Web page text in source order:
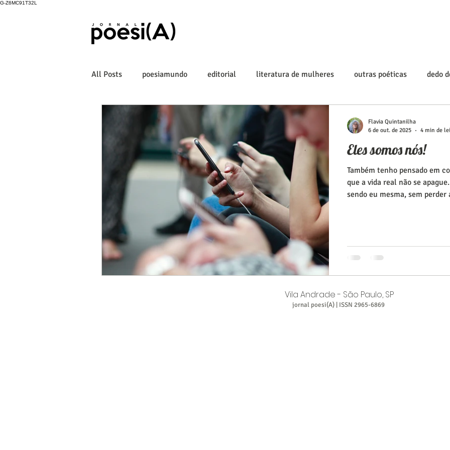
G-Z6MC91T32L
All Posts poesiamundo editorial literatura de mulheres outras poéticas dedo
Eles somos nós!
Também tenho pensado em
que a vida real não se
sendo eu mesma, sem
existência.
Flavia Quintanilha
6 de out. de 2025
4 min de
Vila Andrade - São Paulo, SP
jornal poesi(A) | ISSN 2965-6869